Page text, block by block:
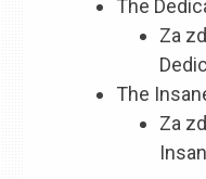
The
Za
The
Za